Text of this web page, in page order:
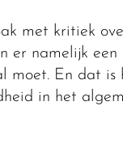
met kritiek
er namelijk
moet. En dat is
in het